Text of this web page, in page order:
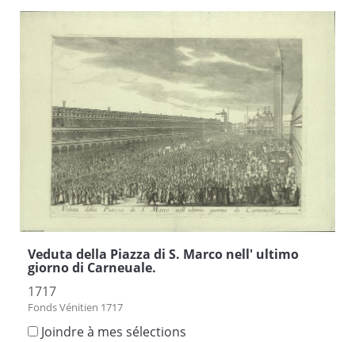
Veduta della Piazza di S. Marco nell' ultimo
giorno di Carneuale.
1717
Fonds Vénitien 1717
Joindre à mes sélections